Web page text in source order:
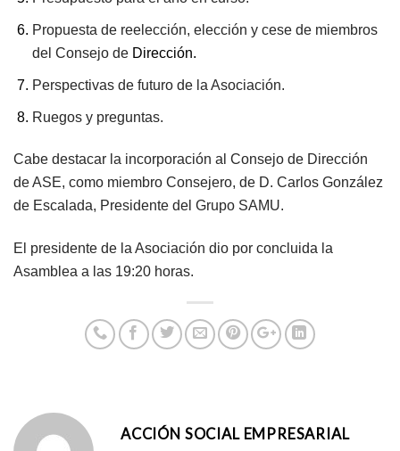
Propuesta de reelección, elección y cese de miembros
del Consejo de Dirección.
Perspectivas de futuro de la Asociación.
Ruegos y preguntas.
Cabe destacar la incorporación al Consejo de Dirección
de ASE, como miembro Consejero, de D. Carlos González
de Escalada, Presidente del Grupo SAMU.
El presidente de la Asociación dio por concluida la
Asamblea a las 19:20 horas.
ACCIÓN SOCIAL EMPRESARIAL